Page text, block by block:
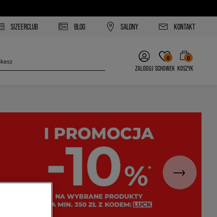
SIZEERCLUB BLOG SALONY KONTAKT
ZALOGUJ
0
SCHOWEK
0
KOSZYK